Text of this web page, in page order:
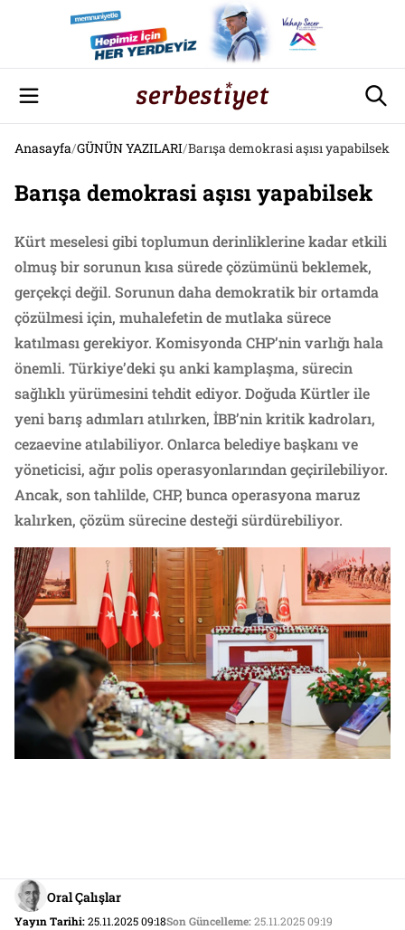
Anasayfa/GÜNÜN YAZILARI/Barışa demokrasi aşısı yapabilsek
Barışa demokrasi aşısı yapabilsek
Kürt meselesi gibi toplumun derinliklerine kadar etkili
olmuş bir sorunun kısa sürede çözümünü beklemek,
gerçekçi değil. Sorunun daha demokratik bir ortamda
çözülmesi için, muhalefetin de mutlaka sürece
katılması gerekiyor. Komisyonda CHP’nin varlığı hala
önemli. Türkiye’deki şu anki kamplaşma, sürecin
sağlıklı yürümesini tehdit ediyor. Doğuda Kürtler ile
yeni barış adımları atılırken, İBB’nin kritik kadroları,
cezaevine atılabiliyor. Onlarca belediye başkanı ve
yöneticisi, ağır polis operasyonlarından geçirilebiliyor.
Ancak, son tahlilde, CHP, bunca operasyona maruz
kalırken, çözüm sürecine desteği sürdürebiliyor.
Oral Çalışlar
Yayın Tarihi:25.11.2025 09:18Son Güncelleme:25.11.2025 09:19